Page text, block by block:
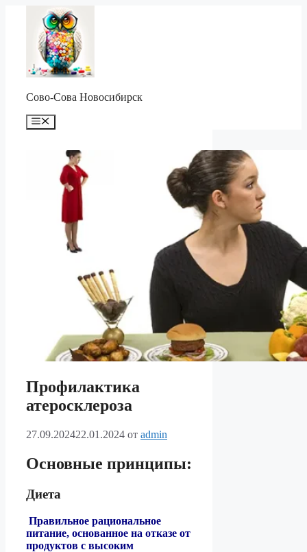
содержимому
Сово-Сова Новосибирск
Меню
Профилактика
атеросклероза
27.09.202422.01.2024 от admin
Основные принципы:
Диета
Правильное рациональное
питание, основанное на отказе от
продуктов с высоким